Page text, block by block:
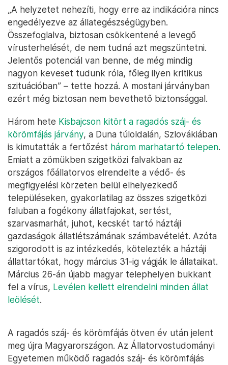
„A helyzetet nehezíti, hogy erre az indikációra nincs
engedélyezve az állategészségügyben.
Összefoglalva, biztosan csökkentené a levegő
vírusterhelését, de nem tudná azt megszüntetni.
Jelentős potenciál van benne, de még mindig
nagyon keveset tudunk róla, főleg ilyen kritikus
szituációban” – tette hozzá. A mostani járványban
ezért még biztosan nem bevethető biztonsággal.
Három hete Kisbajcson kitört a ragadós száj- és
körömfájás járvány, a Duna túloldalán, Szlovákiában
is kimutatták a fertőzést három marhatartó telepen.
Emiatt a zömükben szigetközi falvakban az
országos főállatorvos elrendelte a védő- és
megfigyelési körzeten belül elhelyezkedő
településeken, gyakorlatilag az összes szigetközi
faluban a fogékony állatfajokat, sertést,
szarvasmarhát, juhot, kecskét tartó háztáji
gazdaságok állatlétszámának számbavételét. Azóta
szigorodott is az intézkedés, kötelezték a háztáji
állattartókat, hogy március 31-ig vágják le állataikat.
Március 26-án újabb magyar telephelyen bukkant
fel a vírus, Levélen kellett elrendelni minden állat
leölését.
A ragadós száj- és körömfájás ötven év után jelent
meg újra Magyarországon. Az Állatorvostudományi
Egyetemen működő ragadós száj- és körömfájás